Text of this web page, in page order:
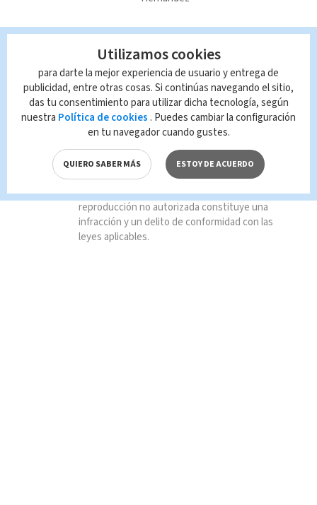
TAGS RELACIONADOS:
México
Queda prohibida la reproducción total o
parcial del contenido de esta página, mismo
que es propiedad de TELEDIARIO; su
reproducción no autorizada constituye una
infracción y un delito de conformidad con las
leyes aplicables.
Utilizamos cookies
para darte la mejor experiencia de usuario y entrega de
publicidad, entre otras cosas. Si continúas navegando el sitio,
das tu consentimiento para utilizar dicha tecnología, según
nuestra Política de cookies . Puedes cambiar la configuración
en tu navegador cuando gustes.
QUIERO SABER MÁS ESTOY DE ACUERDO